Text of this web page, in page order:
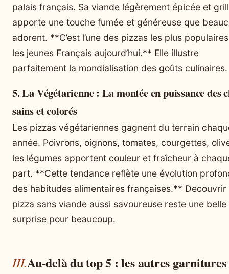
palais français. Sa viande légèrement épicée et
apporte une touche fumée et généreuse que
adorent. **C’est l’une des pizzas les plus
les jeunes Français aujourd’hui.** Elle illustre
parfaitement la mondialisation des goûts culinaires.
5. La Végétarienne : La montée en puissance des
sains et colorés
Les pizzas végétariennes gagnent du terrain
année. Poivrons, oignons, tomates, courgettes,
les légumes apportent couleur et fraîcheur à
part. **Cette tendance reflète une évolution
des habitudes alimentaires françaises.** Decouvrir
pizza sans viande aussi savoureuse reste une belle
surprise pour beaucoup.
Au-delà du top 5 : les autres